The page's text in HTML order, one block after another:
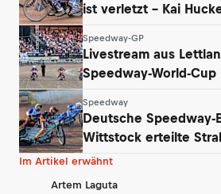
ist verletzt – Kai
Speedway-GP
Livestream aus
Speedway-World-Cup
Speedway
Deutsche Speedway-
Wittstock erteilte
Lehrstunde
Im Artikel erwähnt
Artem Laguta